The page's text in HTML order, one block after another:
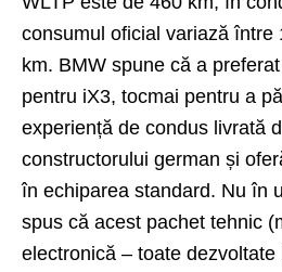
consumul oficial variază între
km. BMW spune că a
pentru iX3, tocmai pentru a
experiență de condus livrată
constructorului german și
în echiparea standard. Nu în
spus că acest pachet tehnic
electronică – toate dezvoltate